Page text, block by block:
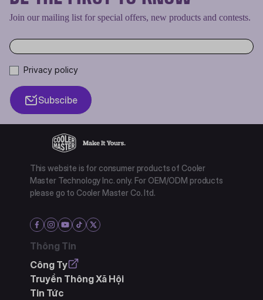
Join our mailing list for special offers, new products and contests.
Privacy policy
Subscibe
This website is for consumer products of Cooler
Master Technology Inc. only. For OEM/ODM products
please go to Cooler Master Co. ltd.
Thông Tin
Công Ty
Truyền Thông Xã Hội
Tin Tức